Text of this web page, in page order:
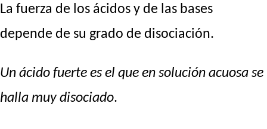
La fuerza de los ácidos y de las bases
depende de su grado de disociación.
Un ácido fuerte es el que en solución acuosa se
halla muy disociado.